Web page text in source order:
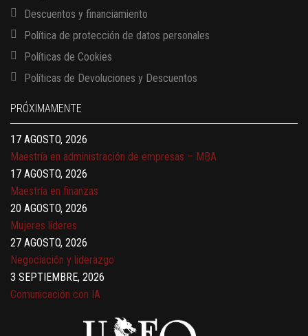
Descuentos y financiamiento
Política de protección de datos personales
Políticas de Cookies
Políticas de Devoluciones y Descuentos
PRÓXIMAMENTE
13 AGOSTO, 2026
17 AGOSTO, 2026
Gerencia de empresas familiares
17 AGOSTO, 2026
Maestría en administración de empresas – MBA
17 AGOSTO, 2026
Maestría en finanzas
20 AGOSTO, 2026
Mujeres líderes
27 AGOSTO, 2026
Negociación y liderazgo
3 SEPTIEMBRE, 2026
Comunicación con IA
Gobernanza de datos